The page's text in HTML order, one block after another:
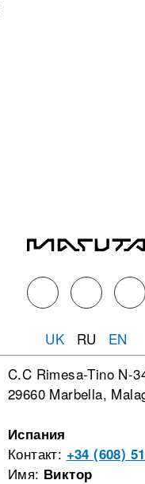
UK RU EN
C.C Rimesa-Tino N-
29660 Marbella,
Испания
Контакт: +34 (608)
Имя: Виктор